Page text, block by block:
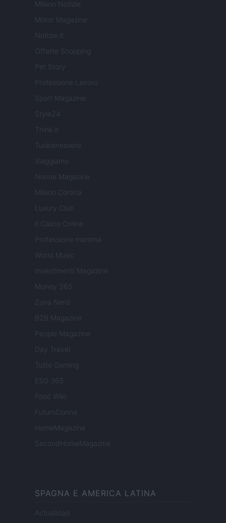
Milano Notizie
Motor Magazine
Notizie.it
Offerte Shopping
Pet Story
Professione Lavoro
Sport Magazine
Style24
Think.it
Tuobenessere
Viaggiamo
Nonne Magazine
Milano Cortina
Luxury Club
Il Calcio Online
Professione mamma
World Music
Investimenti Magazine
Money 365
Zona Nerd
B2B Magazine
People Magazine
Day Travel
Tutto Gaming
ESG 365
Food Wiki
FuturoDonna
HomeMagazine
SecondHomeMagazine
SPAGNA E AMERICA LATINA
Actualidad